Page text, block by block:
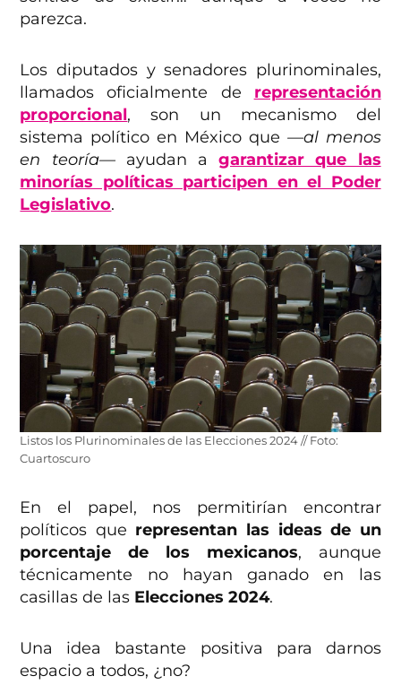
parezca.
Los diputados y senadores plurinominales,
llamados oficialmente de representación
proporcional, son un mecanismo del
sistema político en México que —al menos
en teoría—ayudan agarantizar que las
minorías políticas participen en el Poder
Legislativo.
Listos los Plurinominales de las Elecciones 2024 // Foto:
Cuartoscuro
En el papel, nos permitirían encontrar
políticos que representan las ideas de un
porcentaje de los mexicanos, aunque
técnicamente no hayan ganado en las
casillas de las Elecciones 2024.
Una idea bastante positiva para darnos
espacio a todos, ¿no?